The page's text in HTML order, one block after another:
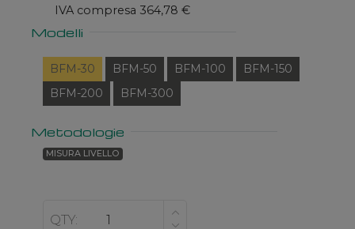
IVA compresa 364,78 €
Modelli
BFM-30 BFM-50 BFM-100
BFM-150
BFM-200
BFM-300
Metodologie
MISURA LIVELLO
QTY: